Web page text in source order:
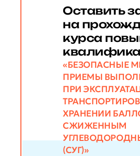
Оставить
на
курса
«БЕЗОПАСНЫЕ
ПРИЕМЫ
ПРИ
ХРАНЕНИИ
СЖИЖЕННЫМ
(СУГ)»